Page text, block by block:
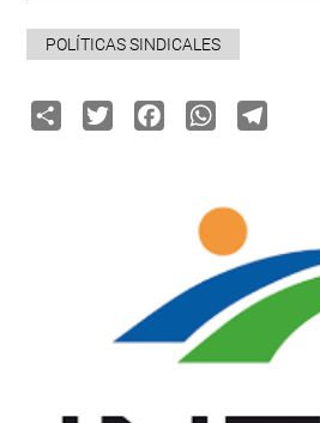
POLÍTICAS SINDICALES
ShareTwitterFacebook